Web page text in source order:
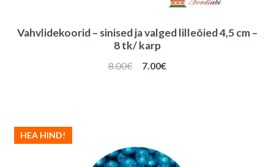
Vahvlidekoorid – sinised ja valged lilleõied 4,5 cm –
8 tk/ karp
8.00€
Algne
7.00€Praegune
HEA HIND!